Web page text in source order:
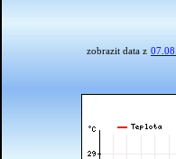
zobrazit data z 07.08.